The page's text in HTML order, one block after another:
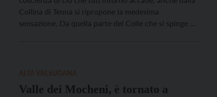
Collina di Tenna si ripropone la medesima
sensazione. Da quella parte del Colle che si spinge a
Valle dei Mocheni, è tornato a